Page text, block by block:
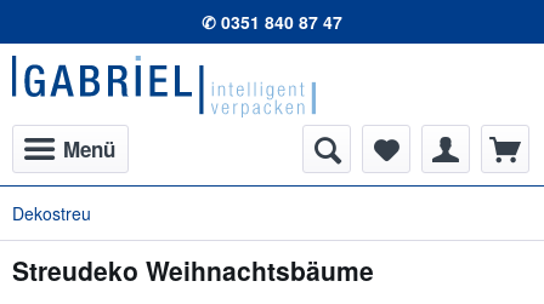
✆ 0351 840 87 47
Menü
Dekostreu
Streudeko Weihnachtsbäume